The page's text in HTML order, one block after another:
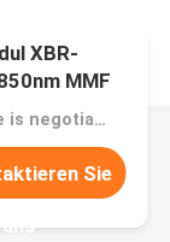
XBR-
MMF
Preis：price is negotiable
Sie
uns